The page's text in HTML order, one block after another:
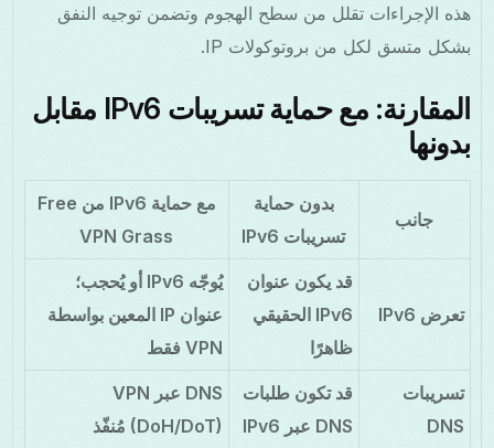
هذه الإجراءات تقلل من سطح الهجوم وتضمن توجيه النفق
بشكل متسق لكل من بروتوكولات IP.
المقارنة: مع حماية تسريبات IPv6 مقابل
بدونها
جانب
بدون حماية
تسريبات IPv6
مع حماية IPv6 من Free
VPN Grass
تعرض IPv6
قد يكون عنوان
IPv6 الحقيقي
ظاهرًا
يُوجّه IPv6 أو يُحجب؛
عنوان IP المعين بواسطة
VPN فقط
تسريبات
DNS
قد تكون طلبات
DNS عبر IPv6
DNS عبر VPN
(DoH/DoT) مُنفّذ